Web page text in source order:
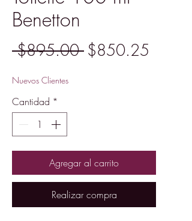
Benetton
$895.00 Precio
$850.25
Nuevos Clientes
Cantidad *
Agregar al carrito
Realizar compra